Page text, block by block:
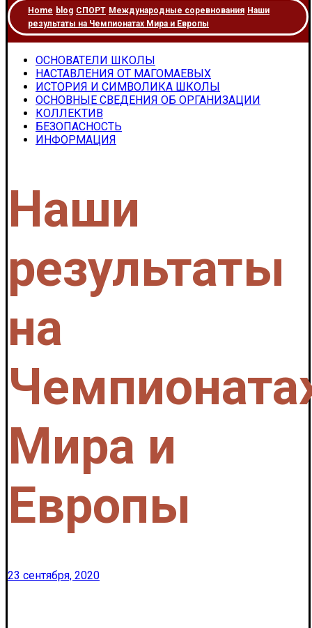
Home blog СПОРТ Международные соревнования Наши
результаты на Чемпионатах Мира и Европы
ОСНОВАТЕЛИ ШКОЛЫ
НАСТАВЛЕНИЯ ОТ МАГОМАЕВЫХ
ИСТОРИЯ И СИМВОЛИКА ШКОЛЫ
ОСНОВНЫЕ СВЕДЕНИЯ ОБ ОРГАНИЗАЦИИ
КОЛЛЕКТИВ
БЕЗОПАСНОСТЬ
ИНФОРМАЦИЯ
Наши
результаты
на
Мира и
Европы
23 сентября, 2020